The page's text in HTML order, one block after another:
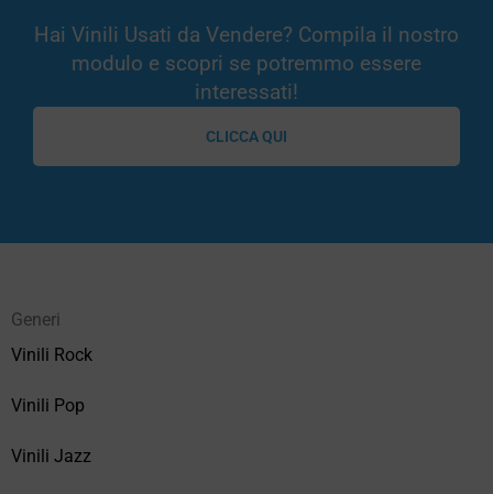
Hai Vinili Usati da Vendere? Compila il nostro
modulo e scopri se potremmo essere
interessati!
CLICCA QUI
Generi
Vinili Rock
Vinili Pop
Vinili Jazz